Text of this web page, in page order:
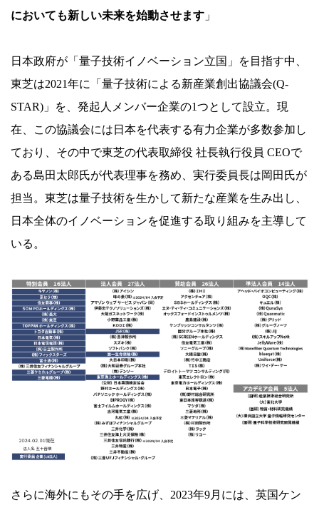
においても新しい未来を始動させます 」
日本政府が「量子技術イノベーション立国」を目指す中、
東芝は2021年に「量子技術による新産業創出協議会(Q-
STAR)」を、発起人メンバー企業の1つとして設立。現
在、この協議会には日本を代表する有力企業が多数参加し
ており、その中で東芝の代表取締役 社長執行役員 CEOで
ある島田太郎氏が代表理事を務め、実行委員長は岡田氏が
担当。東芝は量子技術を生かして新たな産業を生み出し、
日本全体のイノベーションを促進する取り組みを主導して
いる。
さらに海外にもその手を広げ、2023年9月には、英国ケン